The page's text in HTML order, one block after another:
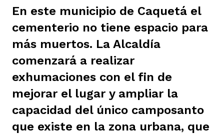
En este municipio de Caquetá el
cementerio no tiene espacio para
más muertos. La Alcaldía
comenzará a realizar
exhumaciones con el fin de
mejorar el lugar y ampliar la
capacidad del único camposanto
que existe en la zona urbana, que
de Atrato
de estilo
equipo
periodistas locales